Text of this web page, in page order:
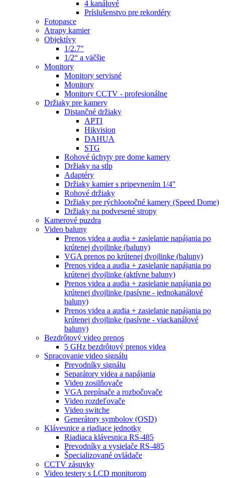
4 kanálové
Príslušenstvo pre rekordéry
Fotopasce
Atrapy kamier
Objektívy
1/2.7"
1/2“ a väčšie
Monitory
Monitory servisné
Monitory
Monitory CCTV - profesionálne
Držiaky pre kamery
Distančné držiaky
APTI
Hikvision
DAHUA
STG
Rohové úchyty pre dome kamery
Držiaky na stĺp
Adaptéry
Držiaky kamier s pripevnením 1/4"
Rohové držiaky
Držiaky pre rýchlootočné kamery (Speed Dome)
Držiaky na podvesené stropy
Kamerové puzdra
Video baluny
Prenos videa a audia + zasielanie napájania po
krútenej dvojlinke (baluny)
VGA prenos po krútenej dvojlinke (baluny)
Prenos videa a audia + zasielanie napájania po
krútenej dvojlinke (aktívne baluny)
Prenos videa a audia + zasielanie napájania po
krútenej dvojlinke (pasívne - jednokanálové
baluny)
Prenos videa a audia + zasielanie napájania po
krútenej dvojlinke (pasívne - viackanálové
baluny)
Bezdrôtový video prenos
5 GHz bezdrôtový prenos videa
Spracovanie video signálu
Prevodníky signálu
Separátory videa a napájania
Video zosilňovače
VGA prepínače a rozbočovače
Video rozdeľovače
Video switche
Generátory symbolov (OSD)
Klávesnice a riadiace jednotky
Riadiaca klávesnica RS-485
Prevodníky a vysielače RS-485
Špecializované ovládače
CCTV zásuvky
Video testery s LCD monitorom